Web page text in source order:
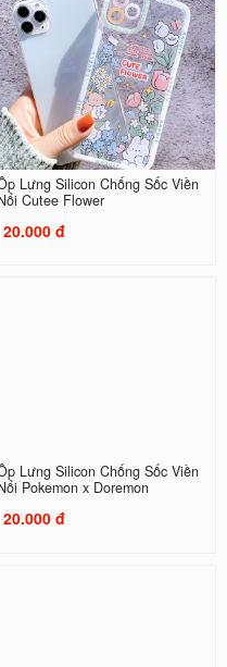
Lưng Silicon Chống Sốc Viền
Cutee Flower
20.000 đ
Lưng Silicon Chống Sốc Viền
Pokemon x Doremon
20.000 đ